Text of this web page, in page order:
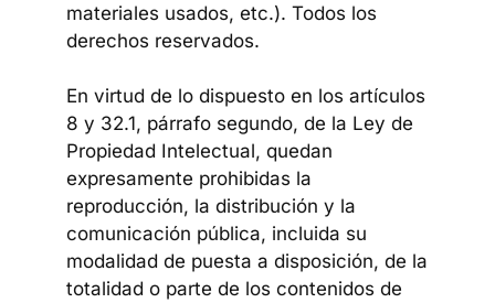
materiales usados, etc.). Todos los
derechos reservados.
En virtud de lo dispuesto en los artículos
8 y 32.1, párrafo segundo, de la Ley de
Propiedad Intelectual, quedan
expresamente prohibidas la
reproducción, la distribución y la
comunicación pública, incluida su
modalidad de puesta a disposición, de la
totalidad o parte de los contenidos de